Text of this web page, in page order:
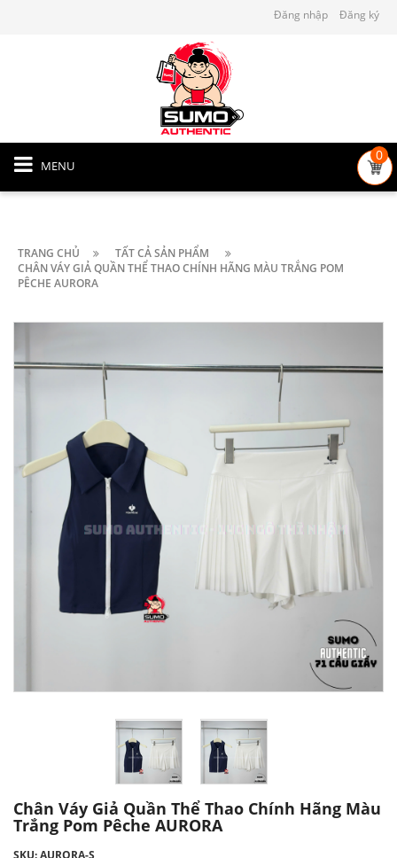
Đăng nhập Đăng ký
MENU
0
TRANG CHỦ
TẤT CẢ SẢN PHẨM
CHÂN VÁY GIẢ QUẦN THỂ THAO CHÍNH HÃNG MÀU TRẮNG POM
PÊCHE AURORA
Chân Váy Giả Quần Thể Thao Chính Hãng Màu
Trắng Pom Pêche AURORA
SKU: AURORA-S